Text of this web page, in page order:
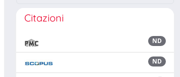
Citazioni
ND
ND